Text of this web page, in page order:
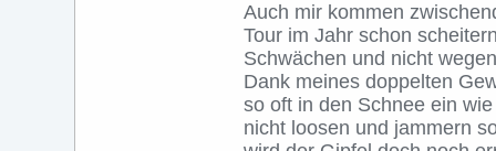
Auch mir kommen
Tour im Jahr schon
Schwächen und nicht
Dank meines doppelten
so oft in den Schnee ein
nicht loosen und jammern